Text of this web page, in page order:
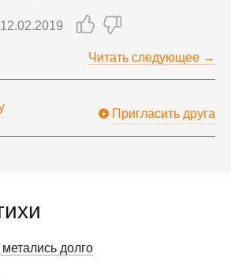
долго
Читать следующее →
Пригласить друга